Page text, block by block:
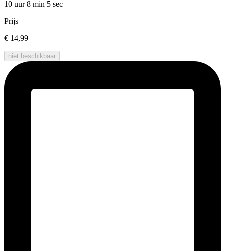
10 uur 8 min 5 sec
Prijs
€ 14,99
niet beschikbaar